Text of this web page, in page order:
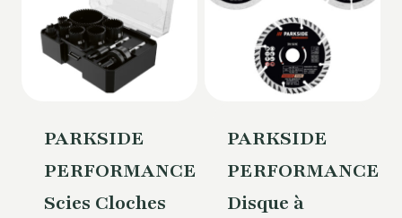
PARKSIDE
PERFORMANCE®
Scies Cloches
PARKSIDE
PERFORMANCE®
Disque à